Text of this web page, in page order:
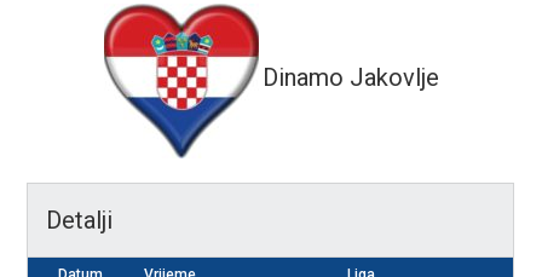
Dinamo Jakovlje
Detalji